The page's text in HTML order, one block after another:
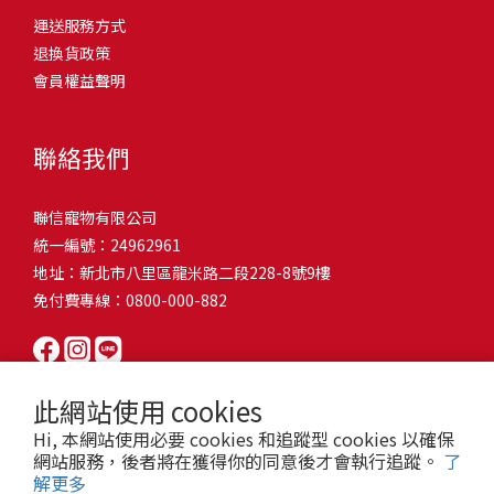
此網站使用 cookies
Hi, 本網站使用必要 cookies 和追蹤型 cookies 以確保
網站服務，後者將在獲得你的同意後才會執行追蹤。 了
解更多
和獨立能力。 幼犬訓練常見問題Q1: 幾個月大的幼犬最適合開始訓
練？A: 訓練可從幼犬到家首日開始（約8-10週大）。3-16週是社會
化黃金期，每次訓練控制在5-10分鐘內。Q2: 幼犬如廁訓練需要多久
屬啃咬玩具作替代品，發現不當啃咬時堅定說「不」，並引導至適
尿尿？A: 建立固定如廁時間表，成功時立即獎勵。限制活動範圍並
密切監督。意外發生時不責罵，使用專用除臭劑徹底清理。Q5: 幼犬
一直吠叫怎麼辦？A: 找出原因（尋求注意力、警戒、焦慮）。訓練
「安靜」指令，停止吠叫時獎勵。避免對吠叫作出反應，確保充分
向獎勵比懲罰更有效且健康。懲罰可能導致恐懼或攻擊行為，破壞
狗狗怎麼辦？A: 循序漸進社交化，從友善成犬開始。不強迫互動，
正面經驗後給予獎勵。考慮參加專業幼犬社交課程。Q8: 幼犬分離焦
慮要如何處理？A: 練習短暫分離，逐漸延長。離開和返家時保持低
調。提供能分散注意力的玩具，建立可預測的離家儀式。每隻幼犬
熱，水分流失快，腸道可能變得敏感，導致糞便變軟或拉稀。如果
換季時沒有適當調整環境，貓咪的腸胃就可能跟著「鬧脾氣」。冬
天注意保暖，提供暖墊、厚毯，避免冷風直吹。夏天補充水分，可
像是開冷氣又突然關掉，容易讓貓咪腸胃受影響。重點提醒：換季
時，記得關心貓咪的腸胃狀況，適當調整環境，幫助毛孩適應！ 貓
有血絲、異味特別重，那就要小心可能是 寄生蟲感染（如蛔蟲、鈎
蟲、球蟲）或腸胃炎、腸道疾病。這類情況會影響營養吸收，長期
下來甚至可能造成貓咪消瘦、免疫力下降。定期驅蟲（幼貓建議每
月一次，成貓每 3~6 個月一次）。觀察貓咪精神狀態，如果還伴隨
嘔吐、食慾下降，務必儘早就醫。重點提醒：如果貓咪拉肚子超過 2
天，或糞便異常，應立即帶去獸醫院檢查！ 貓咪拉肚子原因5. 情緒
壓力影響腸胃壓力不只影響人類，也會影響貓咪的腸胃！過度緊
張、焦慮、驚嚇（如煙火聲、大聲喧嘩），都可能讓貓咪拉肚子。
尤其是個性敏感的貓咪，對變化的適應力比較低，壓力一大，腸胃
就先「罷工」。減少壓力來源，盡量讓貓咪的作息固定。給貓咪陪
活中輕鬆改善看到滿屋子的貓毛是不是很抓狂？別擔心！其實只要
透過一些簡單的日常照護方式，就能有效減少貓咪掉毛情況。從梳
毛、洗澡到增加互動和營養調整，這些小撇步不僅能幫助貓咪維持
行動吧！ 預防貓掉毛方法1：勤勞梳毛養貓必備神器就是各種梳子
啦！勤勞梳毛是最直接有效的掉毛控制方法。定期梳理可以幫貓咪
髮打結和皮膚問題。建議週期：短毛貓每週梳1-2次，長毛貓則建議
2-3天梳一次。挑選合適的梳具也很重要，可以準備橡膠刷、鬃毛刷
或專用脫毛梳，依照毛質選擇。記得將梳毛變成愉快的日常儀式，
不僅能增加你們的互動時間，也讓貓咪享受被梳理的舒適感！預防
貓掉毛方法2：定期洗澡「貓咪會自己清潔，不需要洗澡」這個想法
其實不完全正確哦！適當的洗澡能幫助貓咪清除死毛和皮屑，減少
澡頻率不宜過高，一般室內貓咪1-3個月洗一次就足夠，過度洗澡反
而會造成皮膚乾燥。選擇專為貓咪設計的溫和洗毛精，洗後一定要
完全吹乾，避免濕毛造成皮膚問題。如果貓咪特別害怕洗澡，可以
的紙箱。建議一開始可以購買單價較低的入門款，觀察一下貓咪的
使用狀況，再考慮購買「豪宅」！ 項目費用用品貓碗$300貓窩
$500貓跳台$1,500貓砂盆$500貓抓板$300外出籠$1,000一次性養貓
咪是非常需要安全感的動物，可以準備一個專屬他的「寶座」，當
花費3：貓跳台貓咪雖然不需要外出進行放電，但在家中還是需要擺
放高度適合的貓跳台提供貓咪玩耍，貓跳台與貓窩相同，能給予貓
咪對於環境的安全感。一次性養貓用品相關花費4：貓砂盆貓咪排泄
用品，可選擇合適貓咪體型大小，不宜過小。一次性養貓用品相關
想，需要準備一個能夠讓牠們放肆磨爪的貓抓板。一次性養貓用品
時，外出籠就非常重要，平常也可以適度讓貓咪適應外出籠，避免
緊急情況時，貓咪過度抗拒。總結來說貓咪在健康及用品的一次性
費用大約落在 $ 7900~ $ 11600不等。雖說金額看起來不少，但以上
運送服務方式
退換貨政策
會員權益聲明
聯絡我們
聯信寵物有限公司
統一編號：24962961
地址：新北市八里區龍米路二段228-8號9樓
免付費專線：0800-000-882